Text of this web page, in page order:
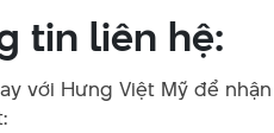
tin liên hệ:
với Hưng Việt Mỹ để